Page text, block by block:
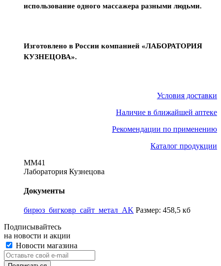
использование одного массажера разными людьми.
Изготовлено в России компанией «ЛАБОРАТОРИЯ
КУЗНЕЦОВА».
Условия доставки
Наличие в ближайшей аптеке
Рекомендации по применению
Каталог продукции
ММ41
Лаборатория Кузнецова
Документы
бирюз_бигковр_сайт_метал_AK Размер: 458,5 кб
Подписывайтесь
на новости и акции
Новости магазина